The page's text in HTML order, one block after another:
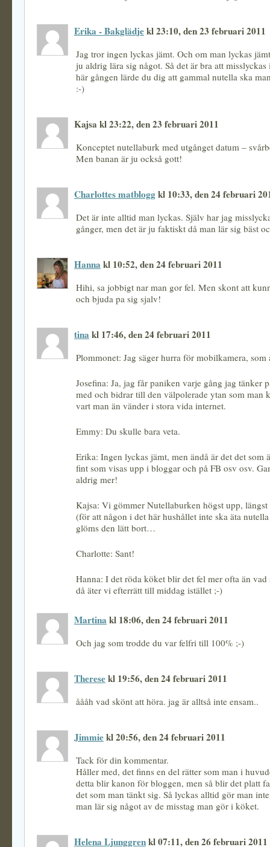
Erika - Bakglädjekl 23:10, den 23 februari 2011
Jag tror ingen lyckas jämt. Och om man lyckas
ju aldrig lära sig något. Så det är bra att
här gången lärde du dig att gammal nutella ska
:-)
Kajsa kl 23:22, den 23 februari 2011
Konceptet nutellaburk med utgånget datum –
Men banan är ju också gott!
Charlottes matbloggkl 10:33, den 24 februari
Det är inte alltid man lyckas. Själv har jag
gånger, men det är ju faktiskt då man lär sig bäst
Hanna kl 10:52, den 24 februari 2011
Hihi, sa jobbigt nar man gor fel. Men skont att
och bjuda pa sig sjalv!
tina kl 17:46, den 24 februari 2011
Plommonet: Jag säger hurra för mobilkamera,
Josefina: Ja, jag får paniken varje gång jag tänker
med och bidrar till den välpolerade ytan som man
vart man än vänder i stora vida internet.
Emmy: Du skulle bara veta.
Erika: Ingen lyckas jämt, men ändå är det det som
fint som visas upp i bloggar och på FB osv osv.
aldrig mer!
Kajsa: Vi gömmer Nutellaburken högst upp,
(för att någon i det här hushållet inte ska äta
glöms den lätt bort…
Charlotte: Sant!
Hanna: I det röda köket blir det fel mer ofta än vad
då äter vi efterrätt till middag istället ;-)
Martina kl 18:06, den 24 februari 2011
Och jag som trodde du var felfri till 100% ;-)
Theresekl 19:56, den 24 februari 2011
åååh vad skönt att höra. jag är alltså inte ensam..
Jimmiekl 20:56, den 24 februari 2011
Tack för din kommentar.
Håller med, det finns en del rätter som man i
detta blir kanon för bloggen, men så blir det platt
det som man tänkt sig. Så lyckas alltid gör man
man lär sig något av de misstag man gör i köket.
Helena Ljunggrenkl 07:11, den 26 februari 2011